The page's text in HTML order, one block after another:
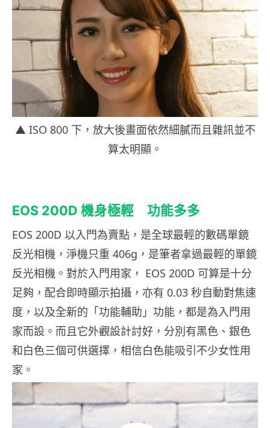
▲ ISO 800 下，放大後畫面依然細膩而且雜訊並不
算太明顯。
EOS 200D 機身極輕 功能多多
EOS 200D 以入門為賣點，是全球最輕的數碼單鏡
反光相機，淨機只重 406g，是筆者拿過最輕的單鏡
反光相機。對於入門用家， EOS 200D 可算是十分
足夠，配合即時顯示拍攝，亦有 0.03 秒自動對焦速
度，以及全新的「功能輔助」功能，都是為入門用
家而設。而且它外觀設計討好，分別有黑色、銀色
和白色三個可供選擇，相信白色能吸引不少女性用
家。